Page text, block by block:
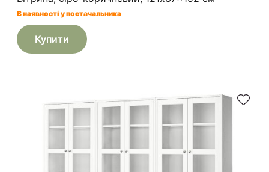
В наявності у постачальника
Купити